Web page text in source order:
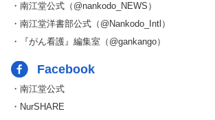
・南江堂公式（@nankodo_NEWS）
・南江堂洋書部公式（@Nankodo_Intl）
・『がん看護』編集室（@gankango）
Facebook
・南江堂公式
・NurSHARE